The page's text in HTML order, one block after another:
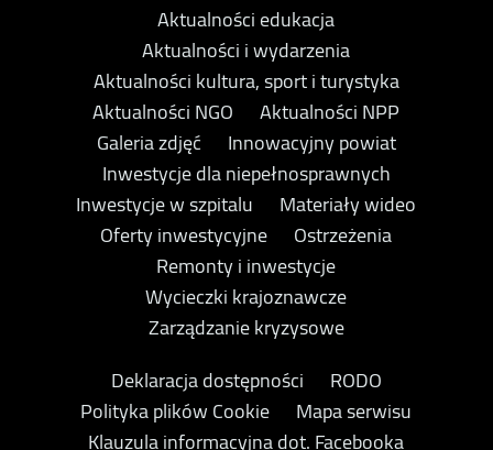
Aktualności edukacja
Aktualności i wydarzenia
Aktualności kultura, sport i turystyka
Aktualności NGO
Aktualności NPP
Galeria zdjęć
Innowacyjny powiat
Inwestycje dla niepełnosprawnych
Inwestycje w szpitalu
Materiały wideo
Oferty inwestycyjne
Ostrzeżenia
Remonty i inwestycje
Wycieczki krajoznawcze
Zarządzanie kryzysowe
Deklaracja dostępności
RODO
Polityka plików Cookie
Mapa serwisu
Klauzula informacyjna dot. Facebooka